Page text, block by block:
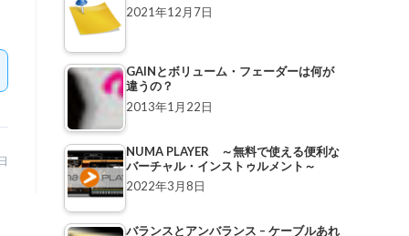
2021年12月7日
GAINとボリューム・フェーダーは何が
違うの？
2013年1月22日
NUMA PLAYER ～無料で使える便利な
バーチャル・インストゥルメント～
2022年3月8日
バランスとアンバランス – ケーブルあれ